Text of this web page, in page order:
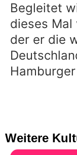
Begleitet
dieses Mal
der er die
Weitere